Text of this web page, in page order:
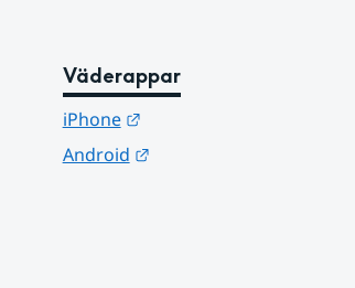
Väderappar
iPhone
Länk till annan webbplats.
Android
Länk till annan webbplats.